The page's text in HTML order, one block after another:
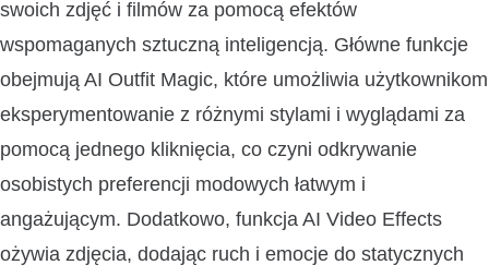
swoich zdjęć i filmów za pomocą efektów
wspomaganych sztuczną inteligencją. Główne funkcje
obejmują AI Outfit Magic, które umożliwia użytkownikom
eksperymentowanie z różnymi stylami i wyglądami za
pomocą jednego kliknięcia, co czyni odkrywanie
osobistych preferencji modowych łatwym i
angażującym. Dodatkowo, funkcja AI Video Effects
ożywia zdjęcia, dodając ruch i emocje do statycznych